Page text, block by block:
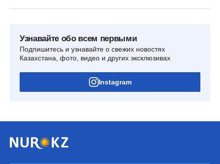
Узнавайте обо всем первыми
Подпишитесь и узнавайте о свежих новостях
Казахстана, фото, видео и других эксклюзивах
Instagram